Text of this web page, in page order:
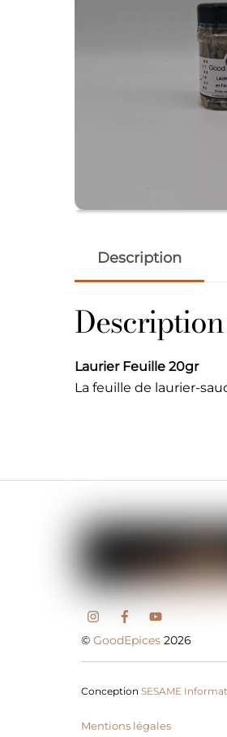
Description
Description
Laurier Feuille 20gr
La feuille de laurier-
©GoodEpices 2026
ConceptionSESAME
Mentions légales